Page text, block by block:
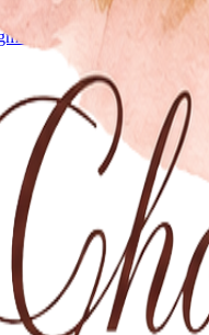
Online Termin buchen